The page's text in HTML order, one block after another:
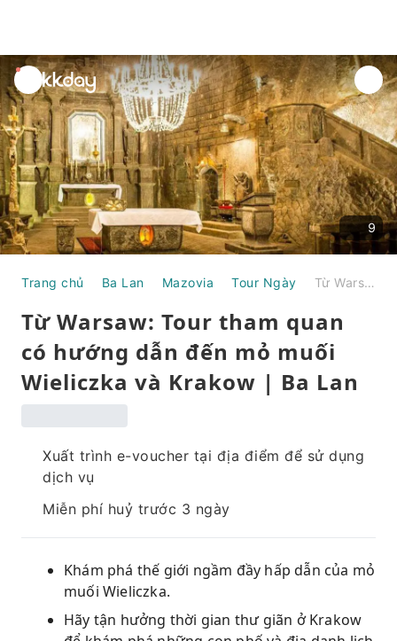
unread
notifications
9
Trang chủ Ba Lan Mazovia Tour Ngày Từ Warsaw: Tour tham quan có hướng dẫn đến mỏ muối Wieliczka và Krakow | Ba Lan
Từ Warsaw: Tour tham quan
có hướng dẫn đến mỏ muối
Wieliczka và Krakow | Ba Lan
Xuất trình e-voucher tại địa điểm để sử dụng
dịch vụ
Miễn phí huỷ trước 3 ngày
Khám phá thế giới ngầm đầy hấp dẫn của mỏ
muối Wieliczka.
Hãy tận hưởng thời gian thư giãn ở Krakow